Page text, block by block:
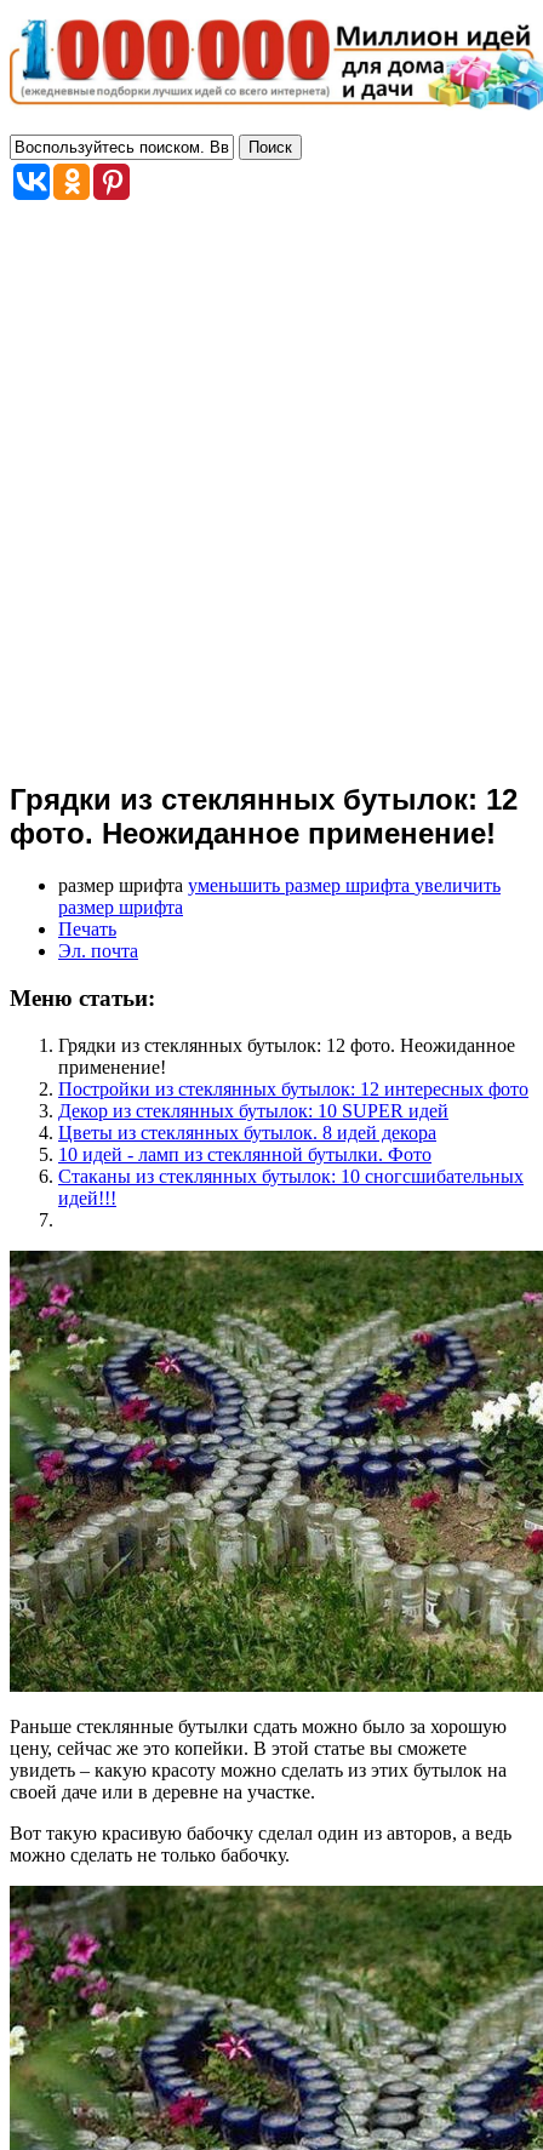
Грядки из стеклянных бутылок: 12
фото. Неожиданное применение!
размер шрифта уменьшить размер шрифта увеличить
размер шрифта
Печать
Эл. почта
Меню статьи:
Грядки из стеклянных бутылок: 12 фото. Неожиданное
применение!
Постройки из стеклянных бутылок: 12 интересных фото
Декор из стеклянных бутылок: 10 SUPER идей
Цветы из стеклянных бутылок. 8 идей декора
10 идей - ламп из стеклянной бутылки. Фото
Стаканы из стеклянных бутылок: 10 сногсшибательных
идей!!!
Раньше стеклянные бутылки сдать можно было за хорошую
цену, сейчас же это копейки. В этой статье вы сможете
увидеть – какую красоту можно сделать из этих бутылок на
своей даче или в деревне на участке.
Вот такую красивую бабочку сделал один из авторов, а ведь
можно сделать не только бабочку.